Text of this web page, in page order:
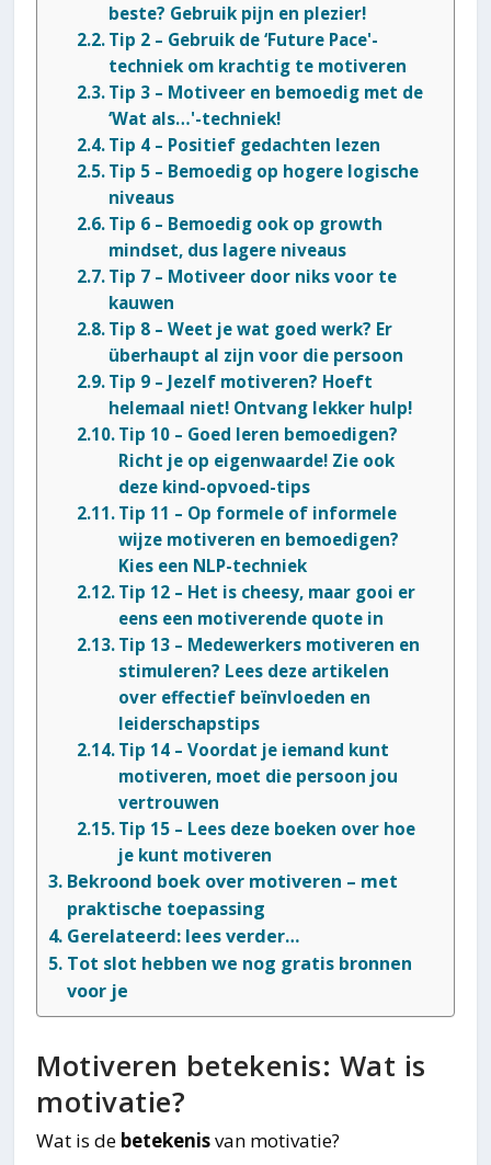
beste? Gebruik pijn en plezier!
Tip 2 – Gebruik de ‘Future Pace'-
techniek om krachtig te motiveren
Tip 3 – Motiveer en bemoedig met de
‘Wat als…'-techniek!
Tip 4 – Positief gedachten lezen
Tip 5 – Bemoedig op hogere logische
niveaus
Tip 6 – Bemoedig ook op growth
mindset, dus lagere niveaus
Tip 7 – Motiveer door niks voor te
kauwen
Tip 8 – Weet je wat goed werk? Er
überhaupt al zijn voor die persoon
Tip 9 – Jezelf motiveren? Hoeft
helemaal niet! Ontvang lekker hulp!
Tip 10 – Goed leren bemoedigen?
Richt je op eigenwaarde! Zie ook
deze kind-opvoed-tips
Tip 11 – Op formele of informele
wijze motiveren en bemoedigen?
Kies een NLP-techniek
Tip 12 – Het is cheesy, maar gooi er
eens een motiverende quote in
Tip 13 – Medewerkers motiveren en
stimuleren? Lees deze artikelen
over effectief beïnvloeden en
leiderschapstips
Tip 14 – Voordat je iemand kunt
motiveren, moet die persoon jou
vertrouwen
Tip 15 – Lees deze boeken over hoe
je kunt motiveren
Bekroond boek over motiveren – met
praktische toepassing
Gerelateerd: lees verder…
Tot slot hebben we nog gratis bronnen
voor je
Motiveren betekenis: Wat is
motivatie?
Wat is de betekenisvan motivatie?